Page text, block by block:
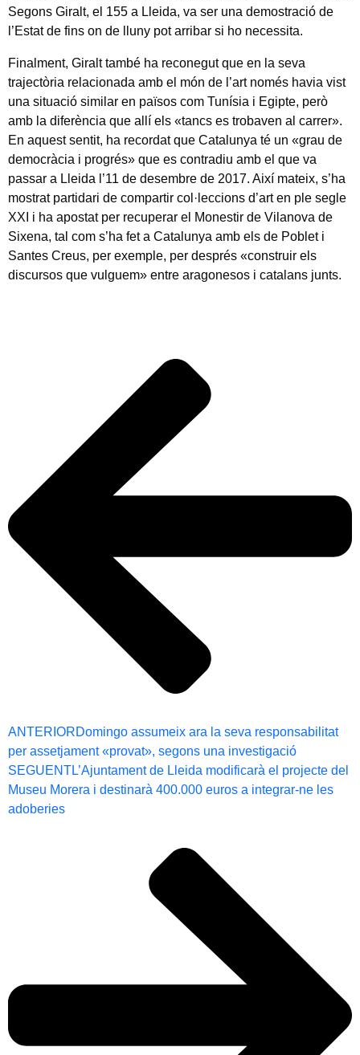
Segons Giralt, el 155 a Lleida, va ser una demostració de
l’Estat de fins on de lluny pot arribar si ho necessita.
Finalment, Giralt també ha reconegut que en la seva
trajectòria relacionada amb el món de l’art només havia vist
una situació similar en països com Tunísia i Egipte, però
amb la diferència que allí els «tancs es trobaven al carrer».
En aquest sentit, ha recordat que Catalunya té un «grau de
democràcia i progrés» que es contradiu amb el que va
passar a Lleida l’11 de desembre de 2017. Així mateix, s’ha
mostrat partidari de compartir col·leccions d’art en ple segle
XXI i ha apostat per recuperar el Monestir de Vilanova de
Sixena, tal com s’ha fet a Catalunya amb els de Poblet i
Santes Creus, per exemple, per després «construir els
discursos que vulguem» entre aragonesos i catalans junts.
ANTERIORDomingo assumeix ara la seva responsabilitat
per assetjament «provat», segons una investigació
SEGUENTL’Ajuntament de Lleida modificarà el projecte del
Museu Morera i destinarà 400.000 euros a integrar-ne les
adoberies